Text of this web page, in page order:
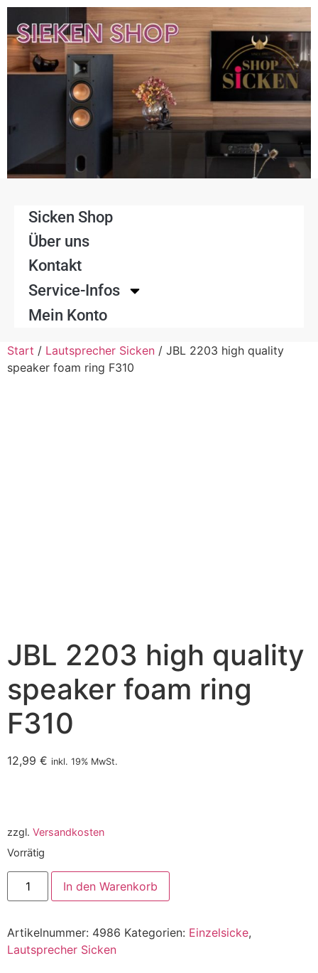
Sicken Shop
Über uns
Kontakt
Service-Infos
Mein Konto
Start / Lautsprecher Sicken / JBL 2203 high quality
speaker foam ring F310
JBL 2203 high quality
speaker foam ring
F310
12,99 € inkl. 19% MwSt.
zzgl. Versandkosten
Vorrätig
In den Warenkorb
Artikelnummer: 4986 Kategorien: Einzelsicke,
Lautsprecher Sicken